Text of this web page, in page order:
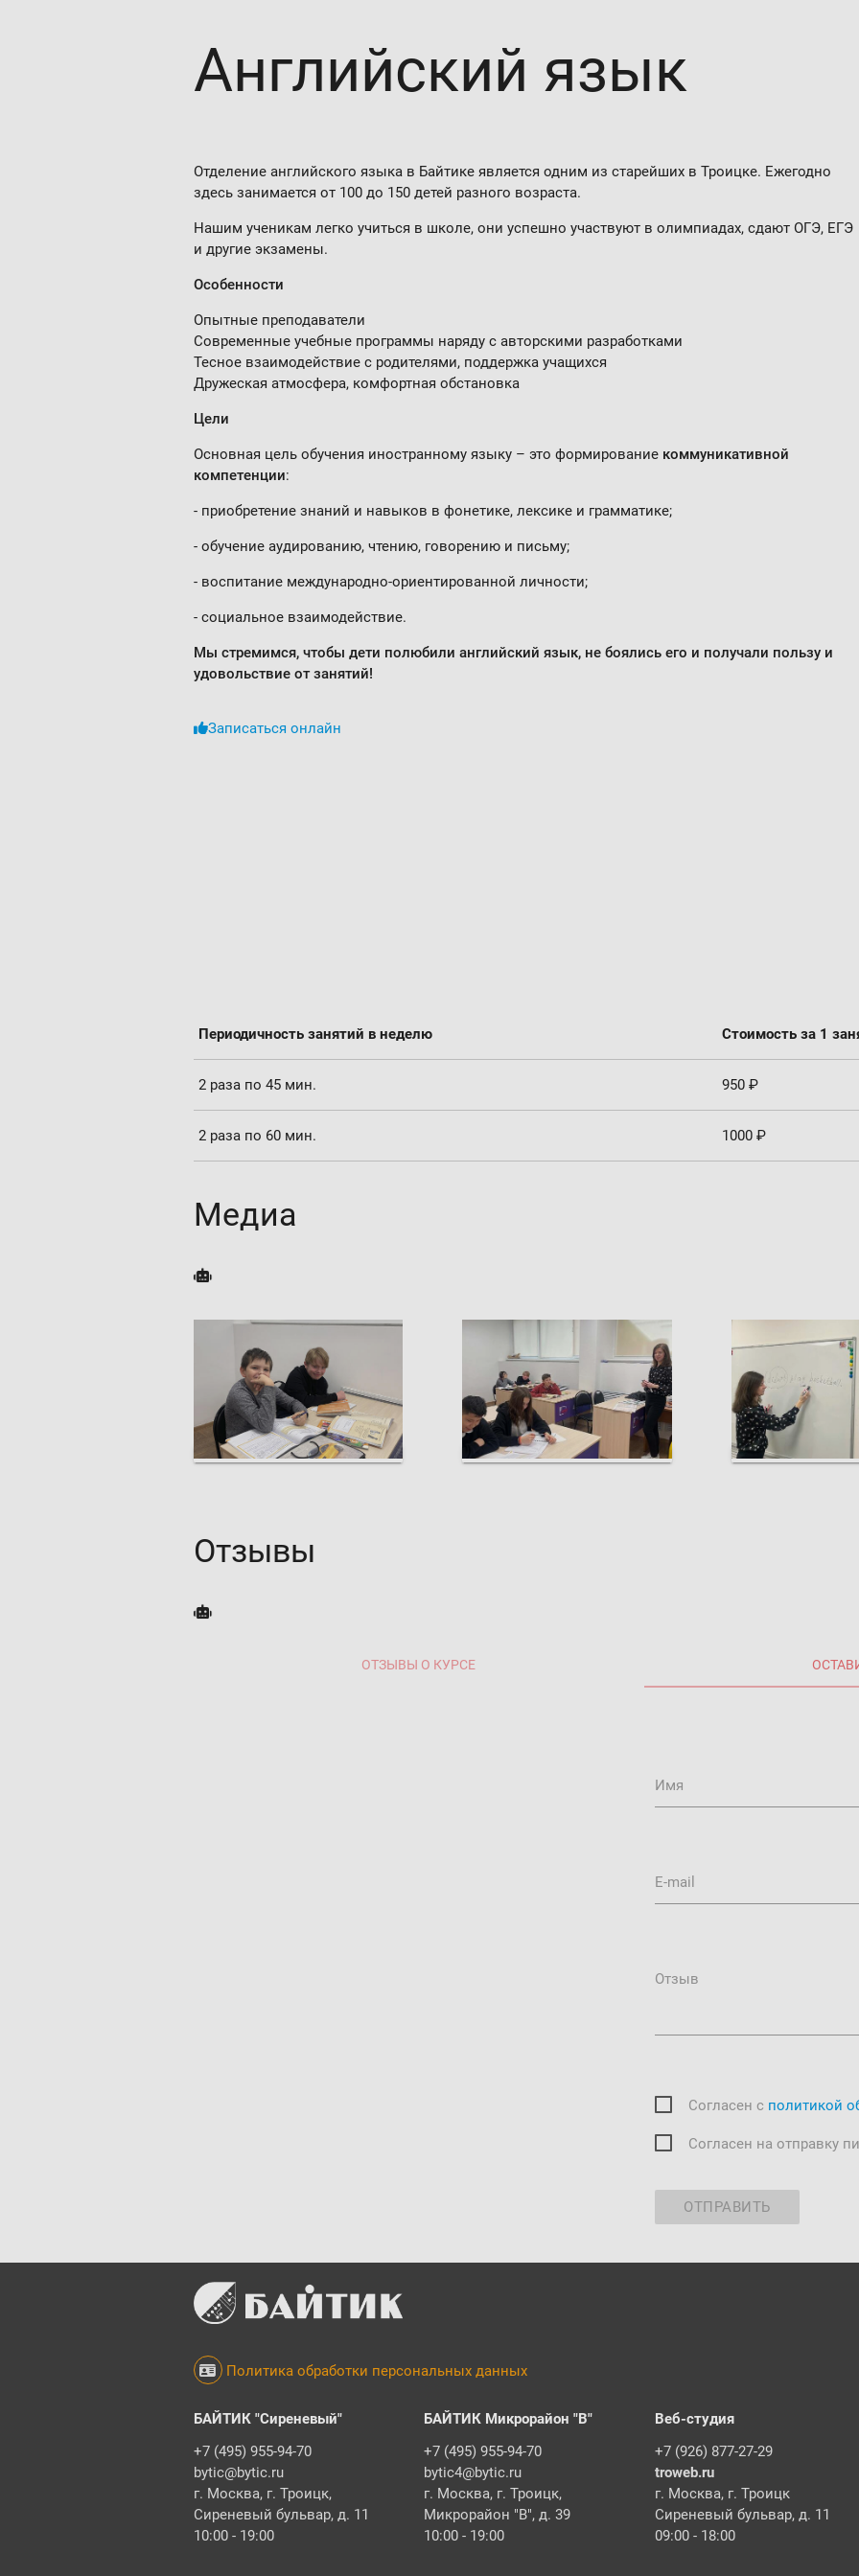
Ан­глий­ский я­зык
Отделение английского языка в Байтике является одним из старейших в Троицке. Ежегодно
здесь занимается от 100 до 150 детей разного возраста.
Нашим ученикам легко учиться в школе, они успешно участвуют в олимпиадах, сдают ОГЭ, ЕГЭ
и другие экзамены.
Особенности
Опытные преподаватели
Современные учебные программы наряду с авторскими разработками
Тесное взаимодействие с родителями, поддержка учащихся
Дружеская атмосфера, комфортная обстановка
Цели
Основная цель обучения иностранному языку – это формирование коммуникативной
компетенции:
- приобретение знаний и навыков в фонетике, лексике и грамматике;
- обучение аудированию, чтению, говорению и письму;
- воспитание международно-ориентированной личности;
- социальное взаимодействие.
Мы стремимся, чтобы дети полюбили английский язык, не боялись его и получали пользу и
удовольствие от занятий!
Записаться онлайн
Периодичность занятий в неделю Стоимость за 1
2 раза по 45 мин. 950 ₽
2 раза по 60 мин. 1000 ₽
Медиа
Отзывы
ОТЗЫВЫ О КУРСЕ
Имя
E-mail
Отзыв
Согласен c политикой
Согласен на отправку
ОТПРАВИТЬ
Политика обработки персональных данных
БАЙТИК "Сиреневый"
+7 (495) 955-94-70
bytic@bytic.ru
г. Москва, г. Троицк,
Сиреневый бульвар, д. 11
10:00 - 19:00
БАЙТИК Микрорайон "В"
+7 (495) 955-94-70
bytic4@bytic.ru
г. Москва, г. Троицк,
Микрорайон "В", д. 39
10:00 - 19:00
Веб-студия
+7 (926) 877-27-29
troweb.ru
г. Москва, г. Троицк
Сиреневый бульвар, д. 11
09:00 - 18:00